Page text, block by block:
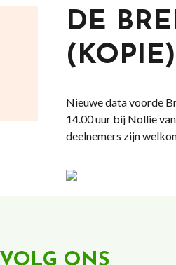
DE
(KOPIE)
Nieuwe data voorde
14.00 uur bij Nollie
deelnemers zijn
VOLG ONS